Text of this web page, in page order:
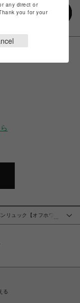
リュック【オフホワイ
る
any direct or
you for your